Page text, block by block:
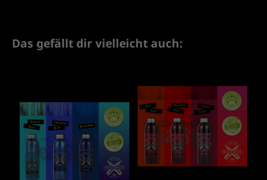
Das gefällt dir vielleicht auch: